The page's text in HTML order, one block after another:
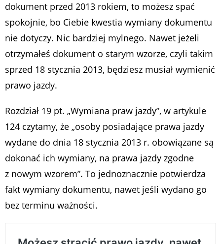
dokument przed 2013 rokiem, to możesz spać
spokojnie, bo Ciebie kwestia wymiany dokumentu
nie dotyczy. Nic bardziej mylnego. Nawet jeżeli
otrzymałeś dokument o starym wzorze, czyli takim
sprzed 18 stycznia 2013, będziesz musiał wymienić
prawo jazdy.
Rozdział 19 pt. „Wymiana praw jazdy”, w artykule
124 czytamy, że „osoby posiadające prawa jazdy
wydane do dnia 18 stycznia 2013 r. obowiązane są
dokonać ich wymiany, na prawa jazdy zgodne
z nowym wzorem”. To jednoznacznie potwierdza
fakt wymiany dokumentu, nawet jeśli wydano go
bez terminu ważności.